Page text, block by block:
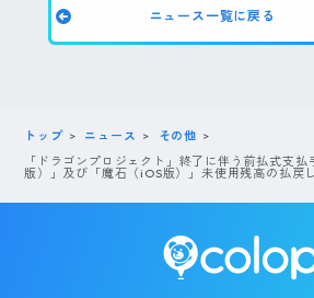
ニュース一覧に戻る
トップ ニュース
その他
「ドラゴンプロジェクト」終了に伴う前払式支
版）」及び「魔石（iOS版）」未使用残高の払戻